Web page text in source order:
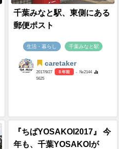
千葉みなと駅、東側にある
郵便ポスト
生活・暮らし 千葉みなと駅
caretaker
2017/9/27 8 年前
- №2144
5625
『ちばYOSAKOI2017』 今
年も、千葉YOSAKOIが